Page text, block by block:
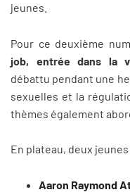
jeunes.
Pour ce deuxième
job, entrée dans la
débattu pendant une
sexuelles et la
thèmes également
En plateau, deux jeunes
Aaron Raymond